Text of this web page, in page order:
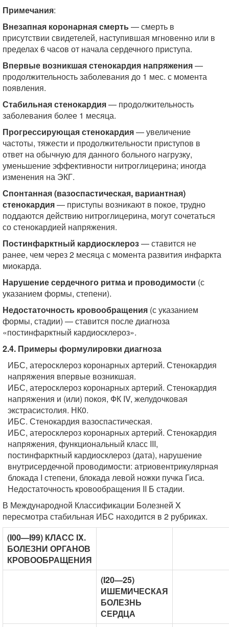
Примечания:
Внезапная коронарная смерть— смерть в
присутствии свидетелей, наступившая мгновенно или в
пределах 6 часов от начала сердечного приступа.
Впервые возникшая стенокардия напряжения—
продолжительность заболевания до 1 мес. с момента
появления.
Стабильная стенокардия— продолжительность
заболевания более 1 месяца.
Прогрессирующая стенокардия— увеличение
частоты, тяжести и продолжительности приступов в
ответ на обычную для данного больного нагрузку,
уменьшение эффективности нитроглицерина; иногда
изменения на ЭКГ.
Спонтанная (вазоспастическая, вариантная)
стенокардия— приступы возникают в покое, трудно
поддаются действию нитроглицерина, могут сочетаться
со стенокардией напряжения.
Постинфарктный кардиосклероз— ставится не
ранее, чем через 2 месяца с момента развития инфаркта
миокарда.
Нарушение сердечного ритма и проводимости (с
указанием формы, степени).
Недостаточность кровообращения (с указанием
формы, стадии) — ставится после диагноза
«постинфарктный кардиосклероз».
2.4. Примеры формулировки диагноза
ИБС, атеросклероз коронарных артерий. Стенокардия
напряжения впервые возникшая.
ИБС, атеросклероз коронарных артерий. Стенокардия
напряжения и (или) покоя, ФК IV, желудочковая
экстрасистолия. НК0.
ИБС. Стенокардия вазоспастическая.
ИБС, атеросклероз коронарных артерий. Стенокардия
напряжения, функциональный класс III,
постинфарктный кардиосклероз (дата), нарушение
внутрисердечной проводимости: атриовентрикулярная
блокада I степени, блокада левой ножки пучка Гиса.
Недостаточность кровообращения II Б стадии.
В Международной Классификации Болезней X
пересмотра стабильная ИБС находится в 2 рубриках.
(I00—I99) КЛАСС IX.
БОЛЕЗНИ ОРГАНОВ
КРОВООБРАЩЕНИЯ
(I20—25)
ИШЕМИЧЕСКАЯ
БОЛЕЗНЬ
СЕРДЦА